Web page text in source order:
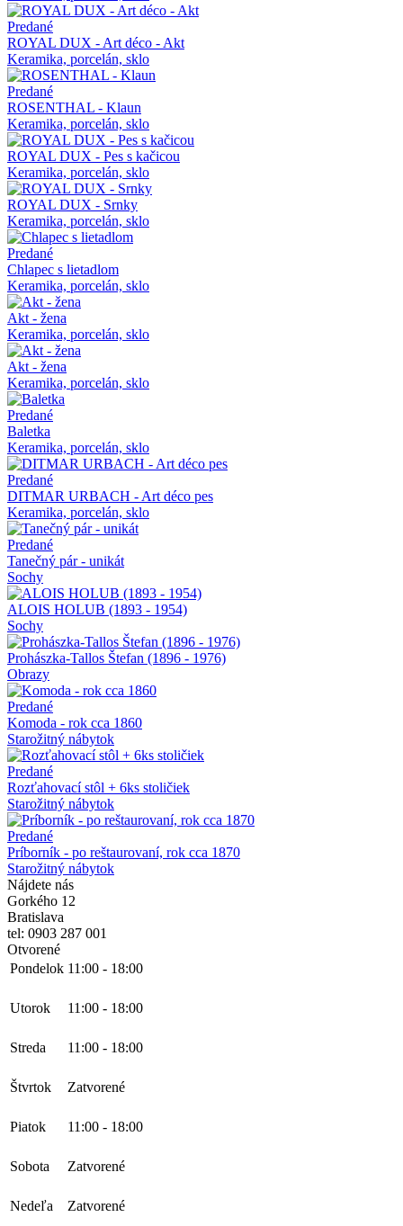
Predané
ROYAL DUX - Art déco - Akt
Keramika, porcelán, sklo
Predané
ROSENTHAL - Klaun
Keramika, porcelán, sklo
ROYAL DUX - Pes s kačicou
Keramika, porcelán, sklo
ROYAL DUX - Srnky
Keramika, porcelán, sklo
Predané
Chlapec s lietadlom
Keramika, porcelán, sklo
Akt - žena
Keramika, porcelán, sklo
Akt - žena
Keramika, porcelán, sklo
Predané
Baletka
Keramika, porcelán, sklo
Predané
DITMAR URBACH - Art déco pes
Keramika, porcelán, sklo
Predané
Tanečný pár - unikát
Sochy
ALOIS HOLUB (1893 - 1954)
Sochy
Prohászka-Tallos Štefan (1896 - 1976)
Obrazy
Predané
Komoda - rok cca 1860
Starožitný nábytok
Predané
Rozťahovací stôl + 6ks stoličiek
Starožitný nábytok
Predané
Príborník - po reštaurovaní, rok cca 1870
Starožitný nábytok
Nájdete nás
Gorkého 12
Bratislava
tel: 0903 287 001
Otvorené
Pondelok 11:00 - 18:00
Utorok 11:00 - 18:00
Streda 11:00 - 18:00
Štvrtok Zatvorené
Piatok 11:00 - 18:00
Sobota Zatvorené
Nedeľa Zatvorené